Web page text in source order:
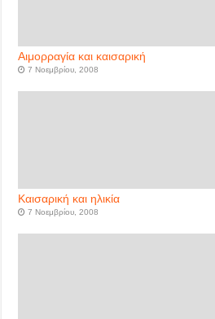
Αιμορραγία και καισαρική
7 Νοεμβρίου, 2008
Καισαρική και ηλικία
7 Νοεμβρίου, 2008